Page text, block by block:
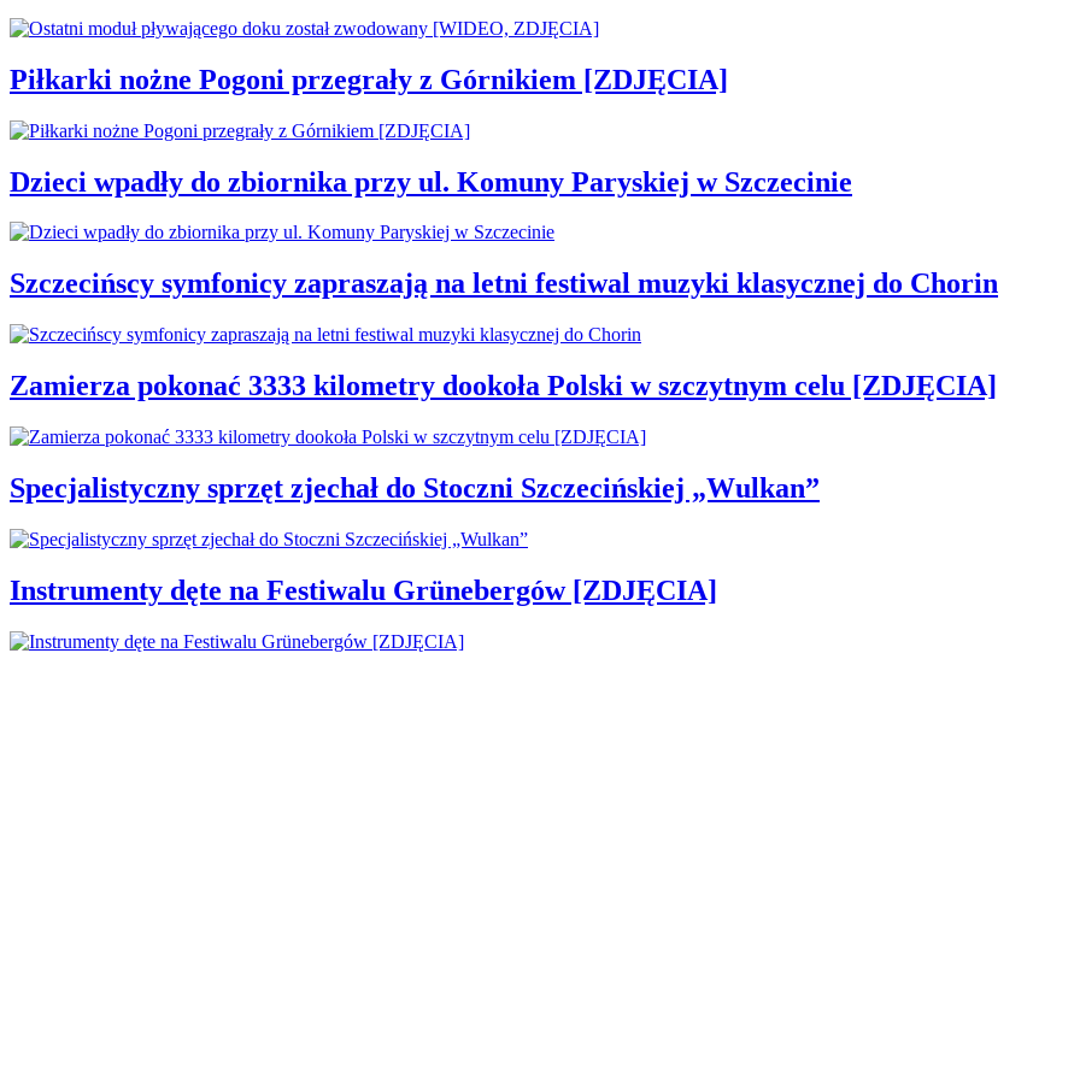
Piłkarki nożne Pogoni przegrały z Górnikiem [ZDJĘCIA]
Dzieci wpadły do zbiornika przy ul. Komuny Paryskiej w Szczecinie
Szczecińscy symfonicy zapraszają na letni festiwal muzyki klasycznej do Chorin
Zamierza pokonać 3333 kilometry dookoła Polski w szczytnym celu [ZDJĘCIA]
Specjalistyczny sprzęt zjechał do Stoczni Szczecińskiej „Wulkan”
Instrumenty dęte na Festiwalu Grünebergów [ZDJĘCIA]